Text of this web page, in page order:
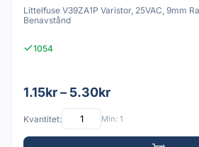
Littelfuse V39ZA1P Varistor, 25VAC, 9mm
Benavstånd
1054
1.15kr – 5.30kr
Kvantitet: Min: 1